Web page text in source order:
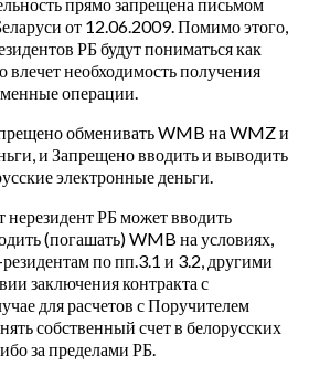
от 12.06.2009. Помимо этого,
РБ будут пониматься как
влечет необходимость получения
операции.
обменивать WMB на WMZ и
и Запрещено вводить и выводить
электронные деньги.
нерезидент РБ может вводить
(погашать) WMB на условиях,
по пп.3.1 и 3.2, другими
заключения контракта с
для расчетов с Поручителем
собственный счет в белорусских
за пределами РБ.